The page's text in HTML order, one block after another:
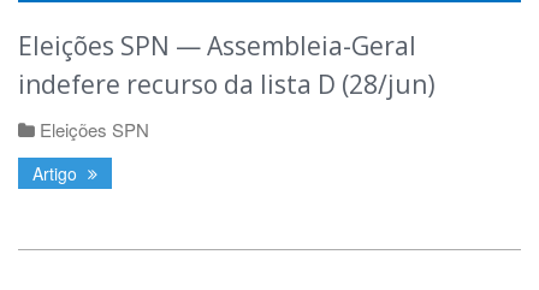
Eleições SPN — Assembleia-Geral
indefere recurso da lista D (28/jun)
Eleições SPN
Artigo